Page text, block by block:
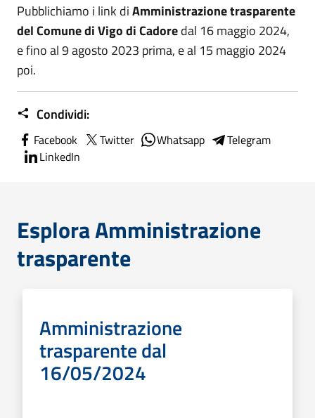
Pubblichiamo i link diAmministrazione trasparente
del Comune di Vigo di Cadoredal 16 maggio 2024,
e fino al 9 agosto 2023 prima, e al 15 maggio 2024
poi.
Condividi:
Facebook Twitter Whatsapp
Telegram
LinkedIn
Esplora Amministrazione
trasparente
Amministrazione
trasparente dal
16/05/2024